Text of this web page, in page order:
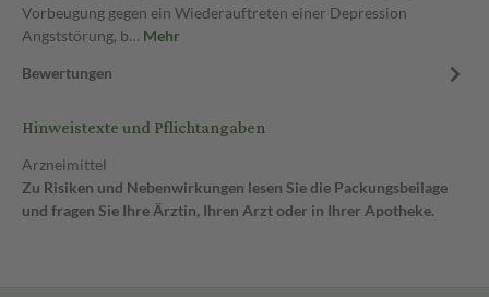
Vorbeugung gegen ein Wiederauftreten einer Depression
Angststörung, b… Mehr
Bewertungen
Hinweistexte und Pflichtangaben
Arzneimittel
Zu Risiken und Nebenwirkungen lesen Sie die Packungsbeilage
und fragen Sie Ihre Ärztin, Ihren Arzt oder in Ihrer Apotheke.